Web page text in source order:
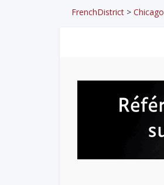
FrenchDistrict > Chicago